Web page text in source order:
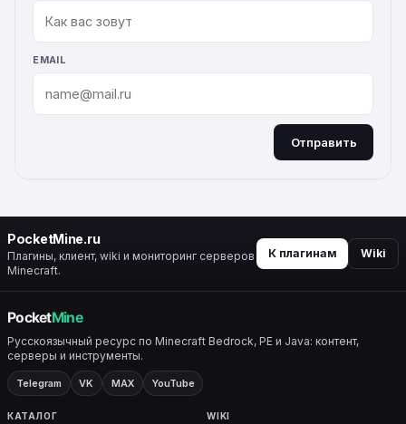
EMAIL
Отправить
PocketMine.ru
Плагины, клиент, wiki и мониторинг серверов
Minecraft.
К плагинам Wiki
Русскоязычный ресурс по Minecraft Bedrock, PE и Java: контент,
серверы и инструменты.
Telegram VK MAX YouTube
КАТАЛОГ WIKI